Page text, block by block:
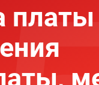
платы